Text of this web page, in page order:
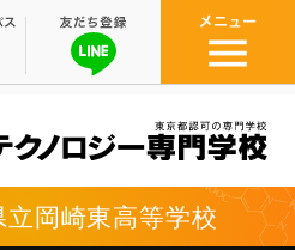
岡崎東高等学校